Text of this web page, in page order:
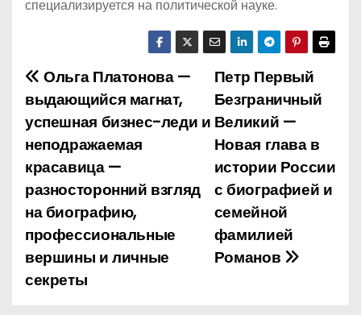
специализируется на политической науке.
Н
а
в
и
г
а
ц
Петр Первый
Безграничный
Великий —
Новая глава в
истории России
с биографией и
семейной
фамилией
Романов
Ольга Платонова —
выдающийся магнат,
успешная бизнес-леди и
неподражаемая
красавица —
разносторонний взгляд
на биографию,
профессиональные
вершины и личные
секреты